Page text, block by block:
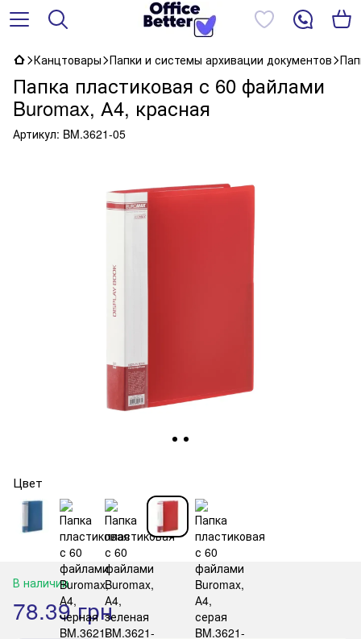
Канцтовары Папки и системы архивации документов
Папка пластиковая с 60 файлами
Buromax, А4, красная
Артикул: BM.3621-05
Цвет
В наличии
78.39 грн